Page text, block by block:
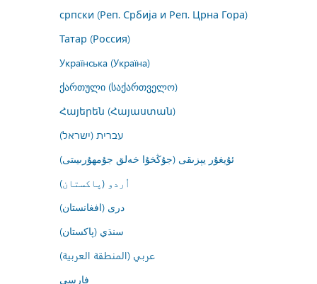
српски (Реп. Србија и Реп. Црна Гора)
Татар (Россия)
Українська (Україна)
ქართული (საქართველო)
Հայերեն (Հայաստան)
עברית (ישראל)
ئۇيغۇر يېزىقى (جۇڭخۇا خەلق جۇمھۇرىيىتى)
اُردو (پاکستان)
درى (افغانستان)
سنڌي (پاکستان)
عربي (المنطقة العربية)
فارسى